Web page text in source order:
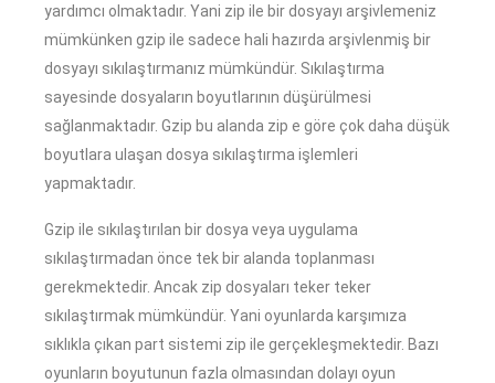
yardımcı olmaktadır. Yani zip ile bir dosyayı arşivlemeniz
mümkünken gzip ile sadece hali hazırda arşivlenmiş bir
dosyayı sıkılaştırmanız mümkündür. Sıkılaştırma
sayesinde dosyaların boyutlarının düşürülmesi
sağlanmaktadır. Gzip bu alanda zip e göre çok daha düşük
boyutlara ulaşan dosya sıkılaştırma işlemleri
yapmaktadır.
Gzip ile sıkılaştırılan bir dosya veya uygulama
sıkılaştırmadan önce tek bir alanda toplanması
gerekmektedir. Ancak zip dosyaları teker teker
sıkılaştırmak mümkündür. Yani oyunlarda karşımıza
sıklıkla çıkan part sistemi zip ile gerçekleşmektedir. Bazı
oyunların boyutunun fazla olmasından dolayı oyun